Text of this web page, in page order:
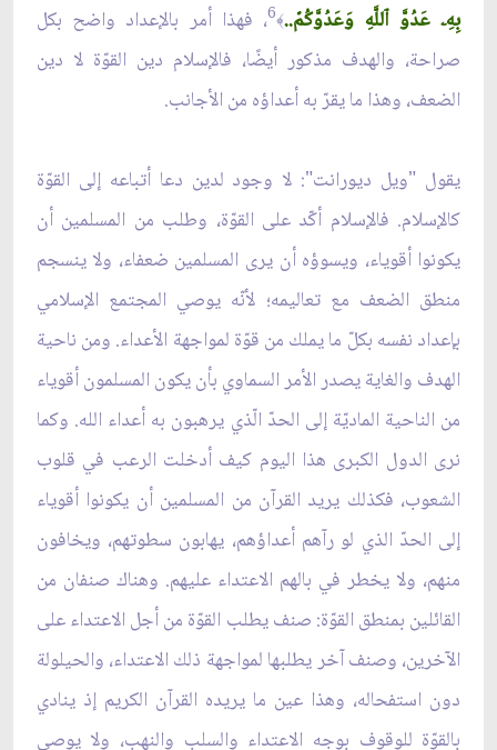
بِهِۦ عَدُوَّ ٱللَّهِ وَعَدُوَّكُمۡ..﴾6، فهذا أمر بالإعداد واضح بكل
صراحة، والهدف مذكور أيضًا، فالإسلام دين القوّة لا دين
الضعف، وهذا ما يقرّ به أعداؤه من الأجانب.
يقول "ويل ديورانت": لا وجود لدين دعا أتباعه إلى القوّة
كالإسلام. فالإسلام أكّد على القوّة، وطلب من المسلمين أن
يكونوا أقوياء، ويسوؤه أن يرى المسلمين ضعفاء، ولا ينسجم
منطق الضعف مع تعاليمه؛ لأنّه يوصي المجتمع الإسلامي
بإعداد نفسه بكلّ ما يملك من قوّة لمواجهة الأعداء. ومن ناحية
الهدف والغاية يصدر الأمر السماوي بأن يكون المسلمون أقوياء
من الناحية الماديّة إلى الحدّ الّذي يرهبون به أعداء الله. وكما
نرى الدول الكبرى هذا اليوم كيف أدخلت الرعب في قلوب
الشعوب، فكذلك يريد القرآن من المسلمين أن يكونوا أقوياء
إلى الحدّ الذي لو رآهم أعداؤهم، يهابون سطوتهم، ويخافون
منهم، ولا يخطر في بالهم الاعتداء عليهم. وهناك صنفان من
القائلين بمنطق القوّة: صنف يطلب القوّة من أجل الاعتداء على
الآخرين، وصنف آخر يطلبها لمواجهة ذلك الاعتداء، والحيلولة
دون استفحاله، وهذا عين ما يريده القرآن الكريم إذ ينادي
بالقوّة للوقوف بوجه الاعتداء والسلب والنهب، ولا يوصي